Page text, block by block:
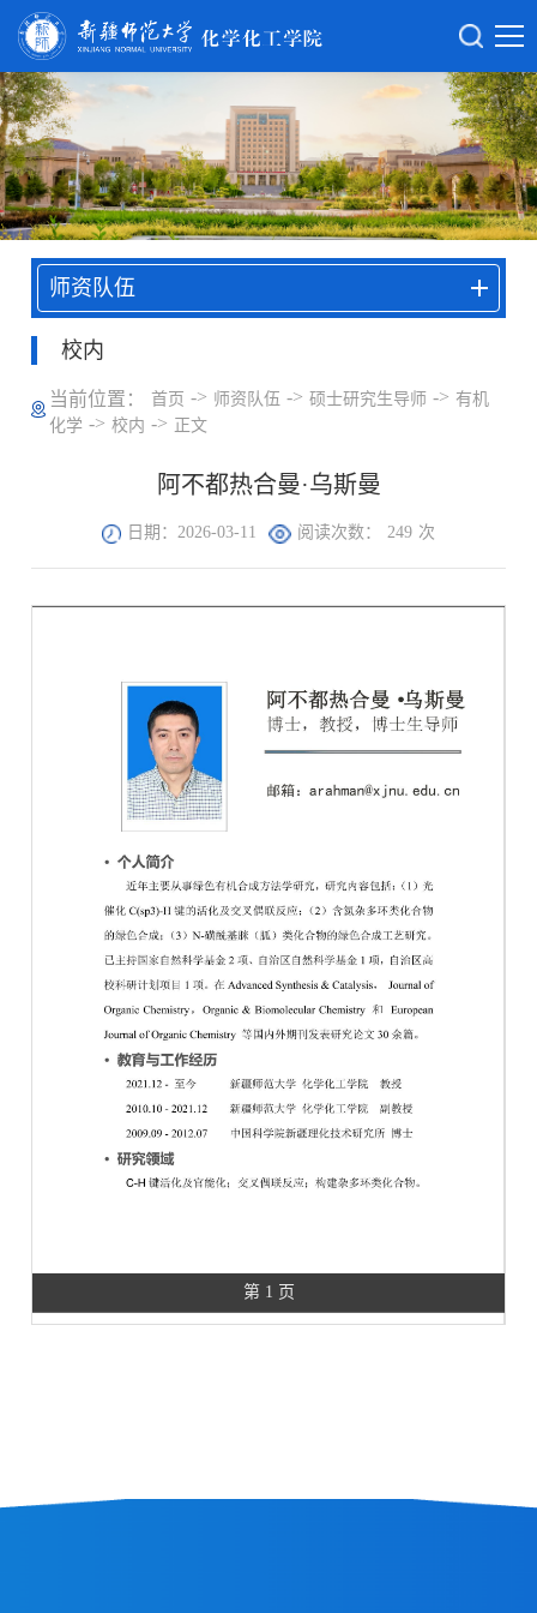
师资队伍
校内
当前位置： 首页 -> 师资队伍 -> 硕士研究生导师 -> 有机
化学 -> 校内 -> 正文
阿不都热合曼·乌斯曼
日期：2026-03-11 阅读次数： 249 次
第 1 页